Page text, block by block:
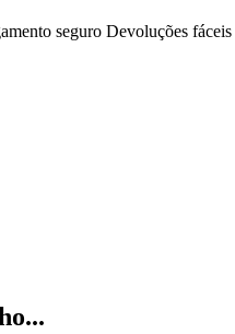
seguro Devoluções fáceis